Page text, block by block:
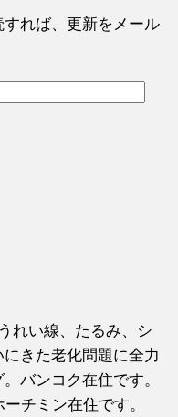
れば、更新をメール
れい線、たるみ、シ
きた老化問題に全力
バンコク在住です。
チミン在住です。